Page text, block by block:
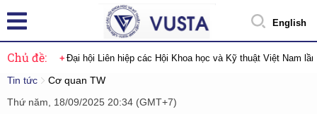
English
Chủ đề: Đại hội Liên hiệp các Hội Khoa học và Kỹ thuật Việt Nam
Tin tức
Cơ quan TW
Thứ năm, 18/09/2025 20:34 (GMT+7)